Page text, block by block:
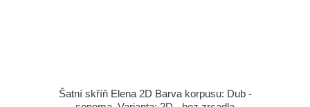
Šatní skříň Elena 2D Barva korpusu: Dub -